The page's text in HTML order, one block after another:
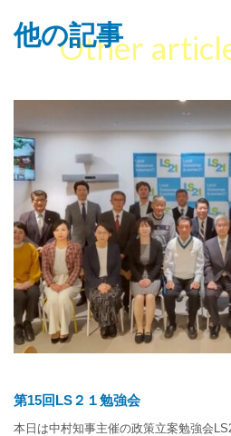
他の記事
Other
第15回LS２１勉強会
本日は中村知事主催の政策立案勉強会